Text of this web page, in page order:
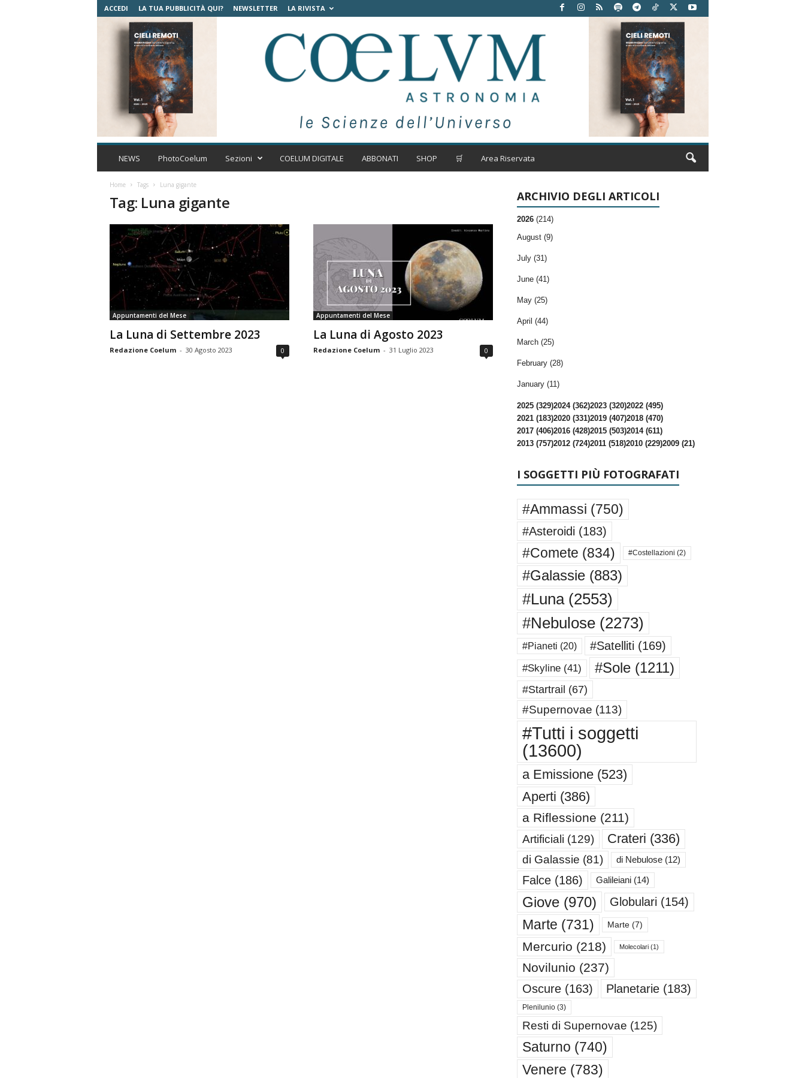
ACCEDI LA TUA PUBBLICITÀ QUI? NEWSLETTER LA RIVISTA
C
m
t
r
o
i
a
NEWS PhotoCoelum Sezioni COELUM DIGITALE ABBONATI SHOP 🛒 Area Riservata
Home Tags Luna gigante
Tag: Luna gigante
Appuntamenti del Mese
La Luna di Settembre 2023
Redazione Coelum - 30 Agosto 2023 0
Appuntamenti del Mese
La Luna di Agosto 2023
Redazione Coelum - 31 Luglio 2023 0
ARCHIVIO DEGLI ARTICOLI
2026 (214)
August (9)
July (31)
June (41)
May (25)
April (44)
March (25)
February (28)
January (11)
2025 (329)2024 (362)2023 (320)2022 (495)
2021 (183)2020 (331)2019 (407)2018 (470)
2017 (406)2016 (428)2015 (503)2014 (611)
2013 (757)2012 (724)2011 (518)2010 (229)2009 (21)
I SOGGETTI PIÙ FOTOGRAFATI
#Ammassi (750)
#Asteroidi (183)
#Comete (834) #Costellazioni (2)
#Galassie(883)
#Luna(2553)
#Nebulose(2273)
#Pianeti (20) #Satelliti (169)
#Skyline(41) #Sole(1211)
#Startrail (67)
#Supernovae (113)
#Tutti i soggetti
(13600)
a Emissione(523)
Aperti (386)
a Riflessione (211)
Artificiali (129) Crateri (336)
di Galassie (81) di Nebulose(12)
Falce(186) Galileiani(14)
Giove(970) Globulari (154)
Marte (731) Marte(7)
Mercurio (218) Molecolari(1)
Novilunio (237)
Oscure(163) Planetarie(183)
Plenilunio(3)
Resti di Supernovae (125)
Saturno (740)
Venere (783)